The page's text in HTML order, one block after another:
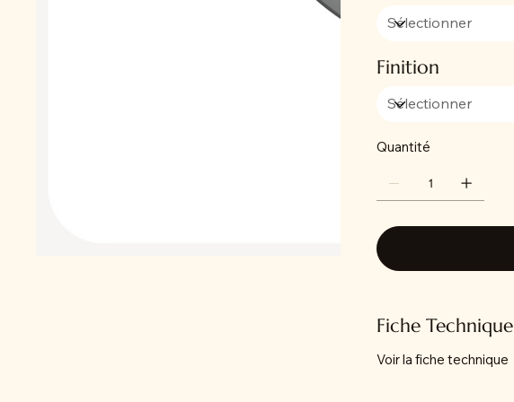
Finition
Quantité
Fiche Technique
Voir la fiche technique